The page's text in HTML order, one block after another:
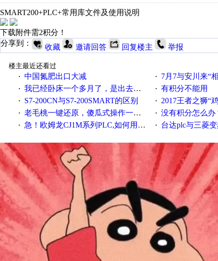
SMART200+PLC+常用库文件及使用说明
下载附件需2积分！
分享到：
收藏 邀请回答 回复楼主 举报
楼主最近还看过
· 中国氮肥出口大减 · 7月7与安川来“
· 我已经卧床一个多月了，是出去安装机械手在高速遭遇车祸所致:大家工作都要特别注意啊 · 有积分不能用
· S7-200CN与S7-200SMART的区别 · 2017王者之狮“鸡”情签到
· 老毛桃一键还原，傻瓜式操作一键轻松备份还原；程序为向导式安装，一键即可实现自动备份或还原系统。 · 没有积分怎么办
· 急！欧姆龙CJ1M系列PLC,如何用时间控制变频器。要求时间在组态王中可以自由输入！拜托各位大神了！ · 台达plc与三菱